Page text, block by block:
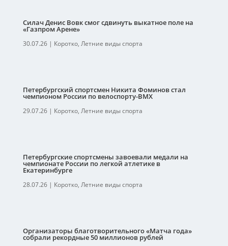
Силач Денис Вовк смог сдвинуть выкатное поле на
«Газпром Арене»
30.07.26| Коротко, Летние виды спорта
Петербургский спортсмен Никита Фоминов стал
чемпионом России по велоспорту-ВМХ
29.07.26| Коротко, Летние виды спорта
Петербургские спортсмены завоевали медали на
чемпионате России по легкой атлетике в
Екатеринбурге
28.07.26| Коротко, Летние виды спорта
Организаторы благотворительного «Матча года»
собрали рекордные 50 миллионов рублей